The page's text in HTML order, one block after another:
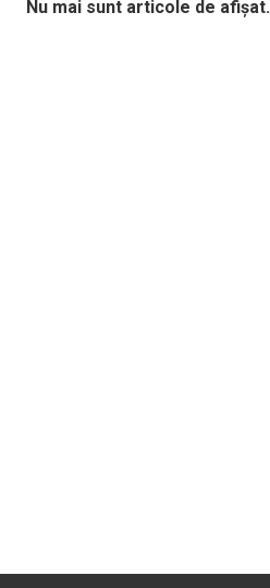
Nu mai sunt articole de afișat.